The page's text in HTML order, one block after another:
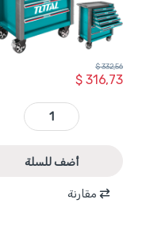
$316,73
$332,56
THRC01071 - صندوق عدة معدن متحرك 7 طبقات فارغ TOTAL quantity
أضف للسلة
مقارنة